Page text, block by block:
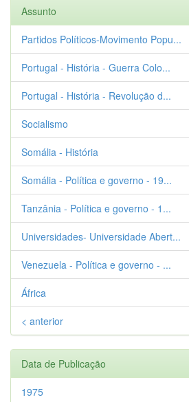
Assunto
Partidos Políticos-Movimento Popu...
Portugal - História - Guerra Colo...
Portugal - História - Revolução d...
Socialismo
Somália - História
Somália - Política e governo - 19...
Tanzânia - Política e governo - 1...
Universidades- Universidade Abert...
Venezuela - Política e governo - ...
África
< anterior
Data de Publicação
1975